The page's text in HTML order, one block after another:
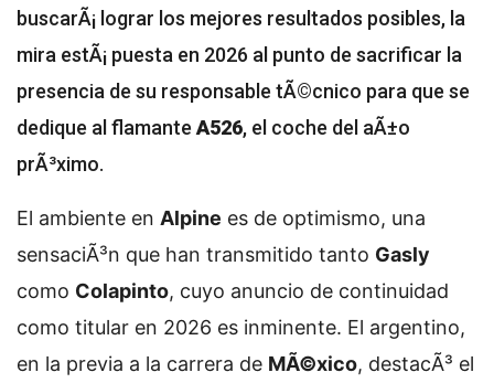
buscarÃ¡ lograr los mejores resultados posibles, la
mira estÃ¡ puesta en 2026 al punto de sacrificar la
presencia de su responsable tÃ©cnico para que se
dedique al flamante A526, el coche del aÃ±o
prÃ³ximo.
El ambiente en Alpine es de optimismo, una
sensaciÃ³n que han transmitido tanto Gasly
como Colapinto, cuyo anuncio de continuidad
como titular en 2026 es inminente. El argentino,
en la previa a la carrera de MÃ©xico, destacÃ³ el